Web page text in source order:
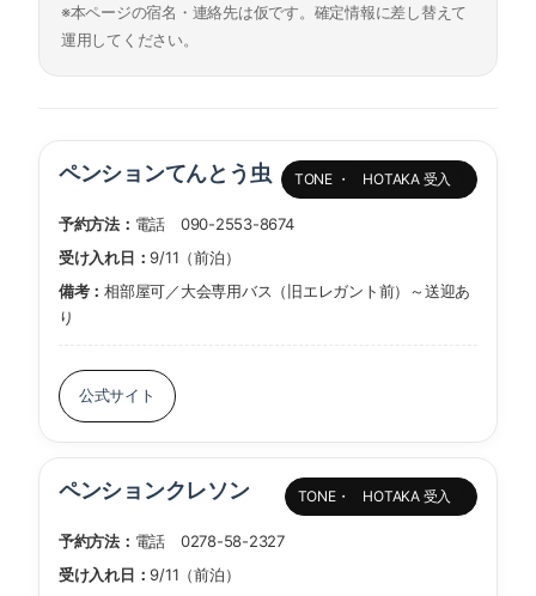
※本ページの宿名・連絡先は仮です。確定情報に差し替えて
運用してください。
ペンションてんとう虫 TONE ・ HOTAKA 受入
予約方法： 電話 090-2553-8674
受け入れ日：9/11（前泊）
備考：相部屋可／大会専用バス（旧エレガント前）～送迎あ
り
公式サイト
ペンションクレソン TONE・ HOTAKA 受入
予約方法： 電話 0278-58-2327
受け入れ日：9/11（前泊）